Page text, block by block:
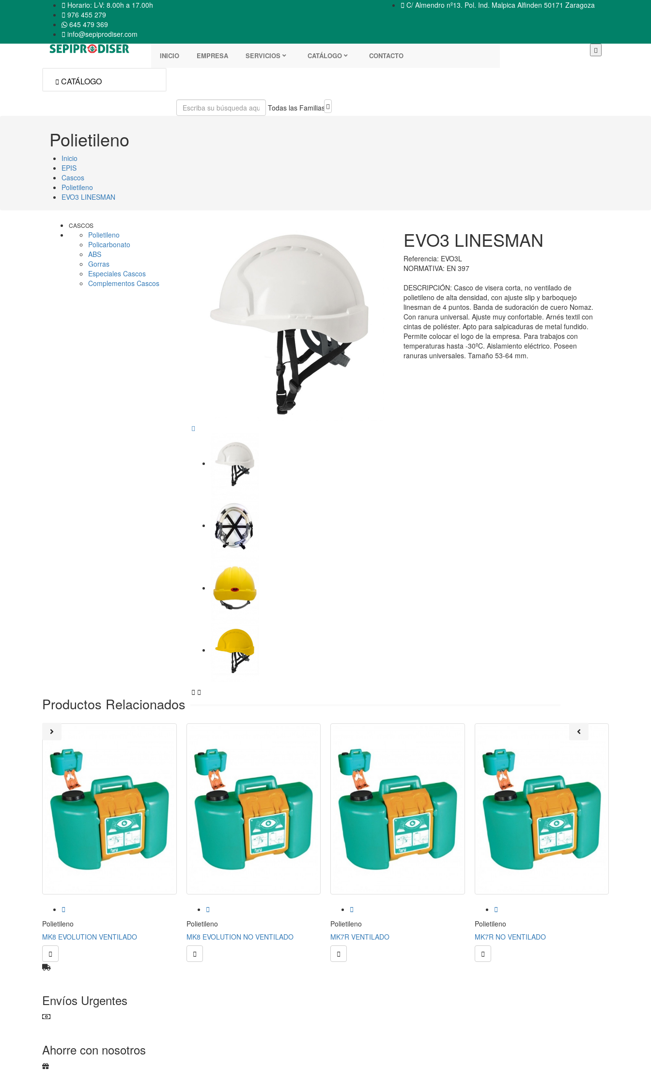
 Horario: L-V: 8.00h a 17.00h
 976 455 279
645 479 369
 info@sepiprodiser.com
 C/ Almendro nº13. Pol. Ind. Malpica Alfinden 50171 Zaragoza
INICIO EMPRESA SERVICIOS CATÁLOGO CONTACTO
 CATÁLOGO
Todas las Familias
Polietileno
Inicio
EPIS
Cascos
Polietileno
EVO3 LINESMAN
 
EVO3 LINESMAN
Referencia: EVO3L
NORMATIVA: EN 397
DESCRIPCIÓN: Casco de visera corta, no ventilado de
polietileno de alta densidad, con ajuste slip y barboquejo
linesman de 4 puntos. Banda de sudoración de cuero Nomaz.
Con ranura universal. Ajuste muy confortable. Arnés textil con
cintas de poliéster. Apto para salpicaduras de metal fundido.
Permite colocar el logo de la empresa. Para trabajos con
temperaturas hasta -30ºC. Aislamiento eléctrico. Poseen
ranuras universales. Tamaño 53-64 mm.
CASCOS
Polietileno
Policarbonato
ABS
Gorras
Especiales Cascos
Complementos Cascos
Productos Relacionados

Polietileno
MK8 EVOLUTION VENTILADO


Polietileno
MK8 EVOLUTION NO VENTILADO


Polietileno
MK7R VENTILADO


Polietileno
MK7R NO VENTILADO

Envíos Urgentes
Ahorre con nosotros